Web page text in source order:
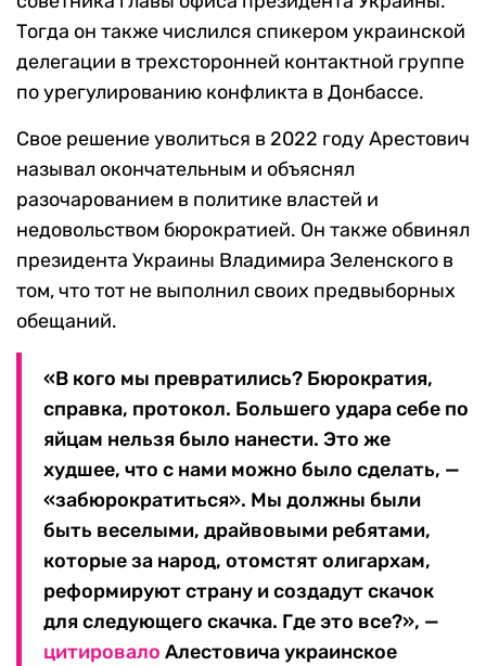
Тогда он также числился спикером украинской
делегации в трехсторонней контактной группе
по урегулированию конфликта в Донбассе.
Свое решение уволиться в 2022 году Арестович
называл окончательным и объяснял
разочарованием в политике властей и
недовольством бюрократией. Он также обвинял
президента Украины Владимира Зеленского в
том, что тот не выполнил своих предвыборных
обещаний.
«В кого мы превратились? Бюрократия,
справка, протокол. Большего удара себе по
яйцам нельзя было нанести. Это же
худшее, что с нами можно было сделать, —
«забюрократиться». Мы должны были
быть веселыми, драйвовыми ребятами,
которые за народ, отомстят олигархам,
реформируют страну и создадут скачок
для следующего скачка. Где это все?», —
цитировало Алестовича украинское